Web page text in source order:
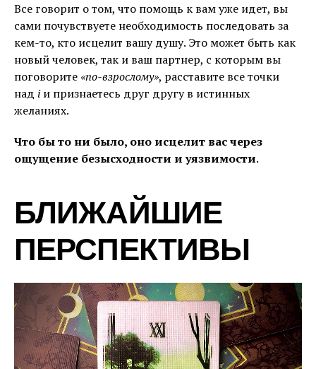
Все говорит о том, что помощь к вам уже идет, вы
сами почувствуете необходимость последовать за
кем-то, кто исцелит вашу душу. Это может быть как
новый человек, так и ваш партнер, с которым вы
поговорите «по-взрослому», расставите все точки
над iи признаетесь друг другу в истинных
желаниях.
Что бы то ни было, оно исцелит вас через
ощущение безысходности и уязвимости.
БЛИЖАЙШИЕ
ПЕРСПЕКТИВЫ